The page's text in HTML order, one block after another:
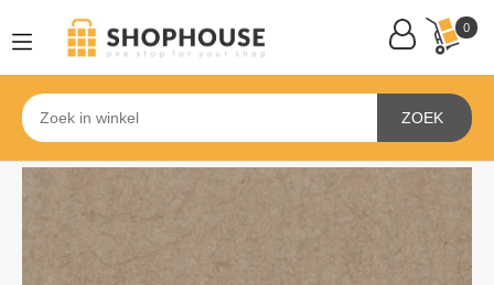
0
ZOEK